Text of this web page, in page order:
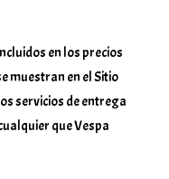
en los precios
muestran en el Sitio
servicios de entrega
que Vespa